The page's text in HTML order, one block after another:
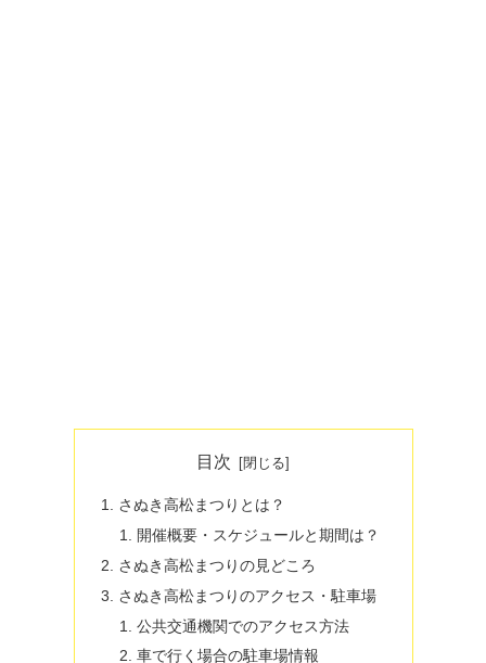
目次
さぬき高松まつりとは？
開催概要・スケジュールと期間は？
さぬき高松まつりの見どころ
さぬき高松まつりのアクセス・駐車場
公共交通機関でのアクセス方法
車で行く場合の駐車場情報